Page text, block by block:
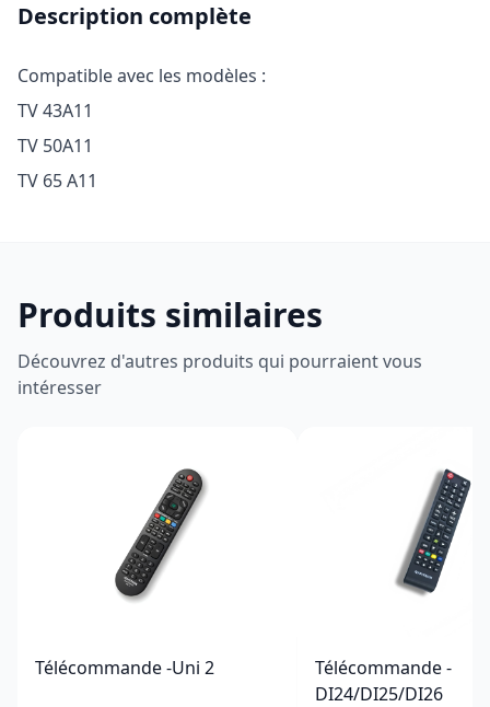
Description complète
Compatible avec les modèles :
TV 43A11
TV 50A11
Produits similaires
Découvrez d'autres produits qui pourraient vous
intéresser
Télécommande -Uni 2
Télécommande -
DI24/DI25/DI26